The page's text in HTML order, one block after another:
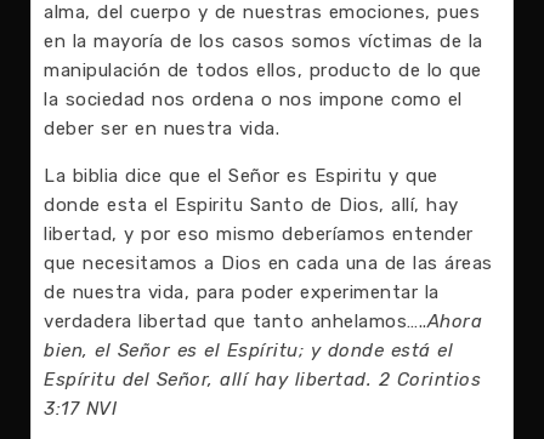
alma, del cuerpo y de nuestras emociones, pues
en la mayoría de los casos somos víctimas de la
manipulación de todos ellos, producto de lo que
la sociedad nos ordena o nos impone como el
deber ser en nuestra vida.
La biblia dice que el Señor es Espiritu y que
donde esta el Espiritu Santo de Dios, allí, hay
libertad, y por eso mismo deberíamos entender
que necesitamos a Dios en cada una de las áreas
de nuestra vida, para poder experimentar la
verdadera libertad que tanto anhelamos…..Ahora
bien, el Señor es el Espíritu; y donde está el
Espíritu del Señor, allí hay libertad. 2 Corintios
3:17 NVI